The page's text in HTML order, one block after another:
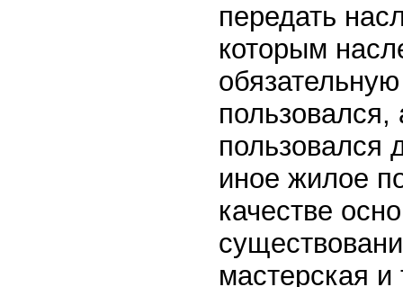
передать
которым
пользовался
иное жилое
качестве
мастерская